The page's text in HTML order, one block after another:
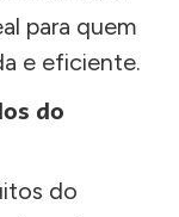
para quem
e eficiente.
do
do